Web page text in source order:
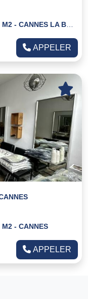
A LOUER - LOCAL COMMERCIAL - 81 M2 - CANNES LA BOCCA
APPELER
- CANNES
APPELER